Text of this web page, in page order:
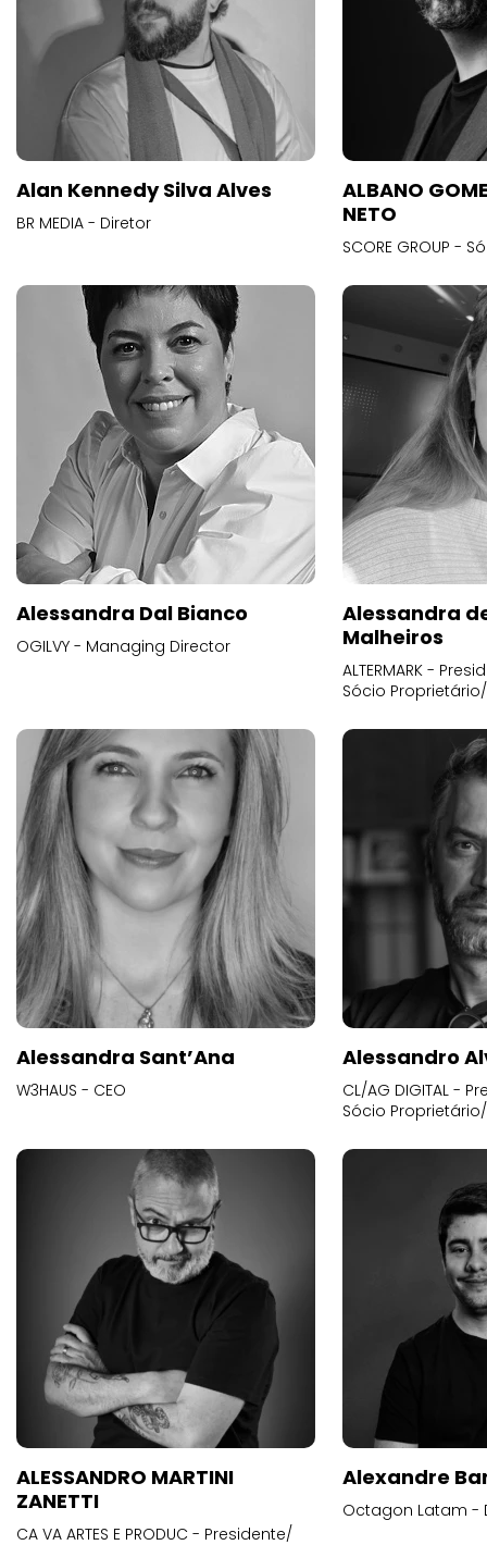
Alan Kennedy Silva Alves
BR MEDIA - Diretor
ALBANO
NETO
SCORE GROUP -
Alessandra Dal Bianco
OGILVY - Managing Director
Alessandra
Malheiros
ALTERMARK -
Sócio
Alessandra Sant’Ana
W3HAUS - CEO
Alessandro
CL/AG DIGITAL -
Sócio
ALESSANDRO MARTINI
ZANETTI
CA VA ARTES E PRODUC - Presidente/
Alexandre
Octagon Latam -